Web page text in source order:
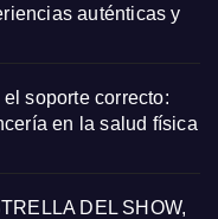
auténticas y
soporte correcto:
en la salud física
DEL SHOW,